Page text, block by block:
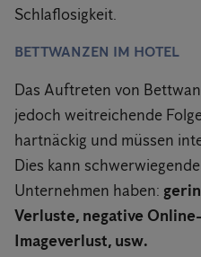
Schlaflosigkeit.
BETTWANZEN IM HOTEL
Das Auftreten von
jedoch weitreichende
hartnäckig und müssen
Dies kann
Unternehmen haben:
Verluste, negative
Imageverlust, usw.